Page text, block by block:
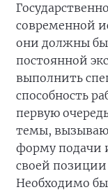
современной
они должны
постоянной
выполнить
способность
первую
темы,
форму подачи
своей
Необходимо